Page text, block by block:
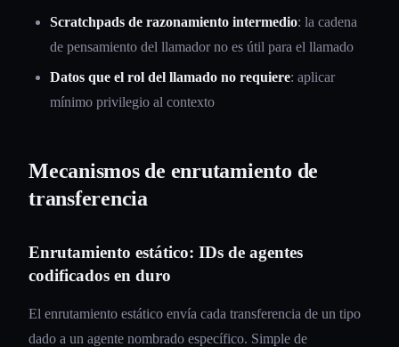
Scratchpads de razonamiento intermedio: la cadena
de pensamiento del llamador no es útil para el llamado
Datos que el rol del llamado no requiere: aplicar
mínimo privilegio al contexto
Mecanismos de enrutamiento de
transferencia
Enrutamiento estático: IDs de agentes
codificados en duro
El enrutamiento estático envía cada transferencia de un tipo
dado a un agente nombrado específico. Simple de